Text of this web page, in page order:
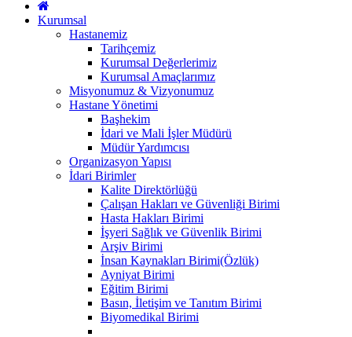
Kurumsal
Hastanemiz
Tarihçemiz
Kurumsal Değerlerimiz
Kurumsal Amaçlarımız
Misyonumuz & Vizyonumuz
Hastane Yönetimi
Başhekim
İdari ve Mali İşler Müdürü
Müdür Yardımcısı
Organizasyon Yapısı
İdari Birimler
Kalite Direktörlüğü
Çalışan Hakları ve Güvenliği Birimi
Hasta Hakları Birimi
İşyeri Sağlık ve Güvenlik Birimi
Arşiv Birimi
İnsan Kaynakları Birimi(Özlük)
Ayniyat Birimi
Eğitim Birimi
Basın, İletişim ve Tanıtım Birimi
Biyomedikal Birimi